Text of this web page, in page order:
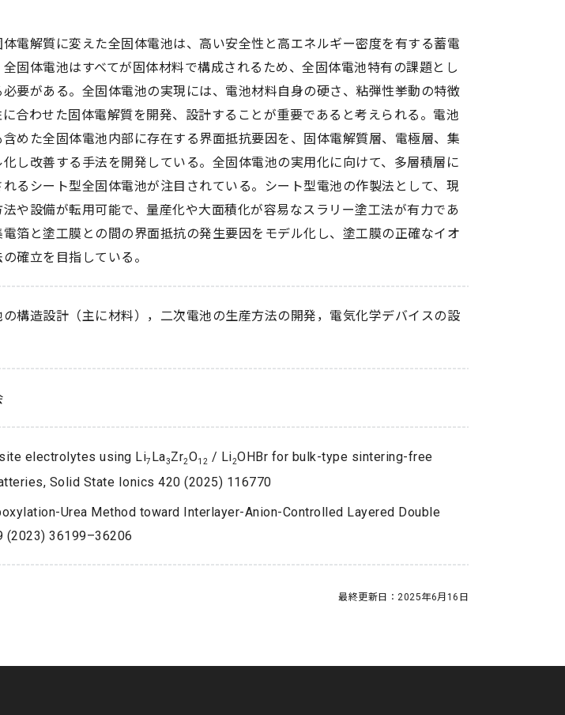
電解質に変えた全固体電池は、高い安全性と高エネルギー密度を有する蓄電
固体電池はすべてが固体材料で構成されるため、全固体電池特有の課題とし
要がある。全固体電池の実現には、電池材料自身の硬さ、粘弾性挙動の特徴
合わせた固体電解質を開発、設計することが重要であると考えられる。電池
めた全固体電池内部に存在する界面抵抗要因を、固体電解質層、電極層、集
し改善する手法を開発している。全固体電池の実用化に向けて、多層積層に
るシート型全固体電池が注目されている。シート型電池の作製法として、現
や設備が転用可能で、量産化や大面積化が容易なスラリー塗工法が有力であ
箔と塗工膜との間の界面抵抗の発生要因をモデル化し、塗工膜の正確なイオ
確立を目指している。
構造設計（主に材料），二次電池の生産方法の開発，電気化学デバイスの設
electrolytes using Li7 La3Zr2O12 / Li2OHBr for bulk-type sintering-free
Solid State Ionics 420 (2025) 116770
Urea Method toward Interlayer-Anion-Controlled Layered Double
(2023) 36199–36206
最終更新日： 2025年6月16日